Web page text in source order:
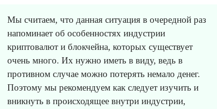
Мы считаем, что данная ситуация в очередной раз
напоминает об особенностях индустрии
криптовалют и блокчейна, которых существует
очень много. Их нужно иметь в виду, ведь в
противном случае можно потерять немало денег.
Поэтому мы рекомендуем как следует изучить и
вникнуть в происходящее внутри индустрии,